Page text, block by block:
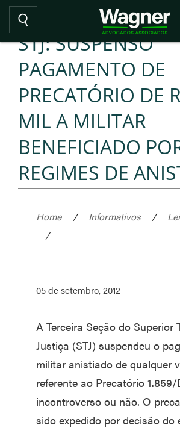
STJ: SUSPENSO
PAGAMENTO DE
PRECATÓRIO DE
MIL A MILITAR
BENEFICIADO
REGIMES DE
Home / Informativos /
/
05 de setembro, 2012
A Terceira Seção do Superior
Justiça (STJ) suspendeu o
militar anistiado de qualquer
referente ao Precatório 1.859/
incontroverso ou não. O
sido expedido por decisão do